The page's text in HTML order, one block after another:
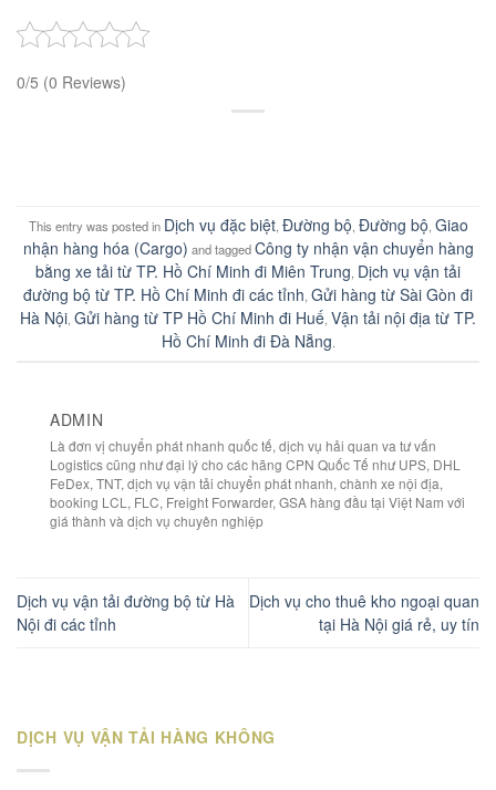
0/5 (0 Reviews)
This entry was posted in Dịch vụ đặc biệt, Đường bộ Đường bộ Giao
nhận hàng hóa (Cargo) and taggedCông ty nhận vận chuyển hàng
bằng xe tải từ TP. Hồ Chí Minh đi Miên Trung Dịch vụ vận tải
đường bộ từ TP. Hồ Chí Minh đi các tỉnh Gửi hàng từ Sài Gòn đi
Hà Nội Gửi hàng từ TP Hồ Chí Minh đi Huế Vận tải nội địa từ TP.
Hồ Chí Minh đi Đà Nẵng
ADMIN
Là đơn vị chuyển phát nhanh quốc tế, dịch vụ hải quan va tư vấn
Logistics cũng như đại lý cho các hãng CPN Quốc Tế như UPS, DHL
FeDex, TNT, dịch vụ vận tải chuyển phát nhanh, chành xe nội địa,
booking LCL, FLC, Freight Forwarder, GSA hàng đầu tại Việt Nam với
giá thành và dịch vụ chuyên nghiệp
Dịch vụ vận tải đường bộ từ Hà
Nội đi các tỉnh
Dịch vụ cho thuê kho ngoại quan
tại Hà Nội giá rẻ, uy tín
DỊCH VỤ VẬN TẢI HÀNG KHÔNG